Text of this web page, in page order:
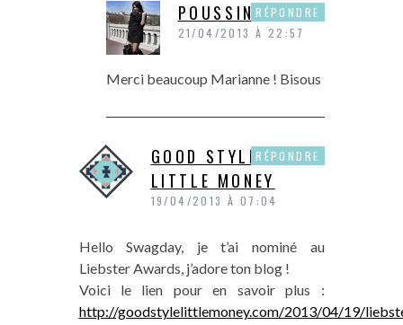
POUSSINE
21/04/2013 À 22:57
Merci beaucoup Marianne ! Bisous
RÉPONDRE
GOOD STYLE
LITTLE MONEY
19/04/2013 À 07:04
Hello Swagday, je t’ai nominé au
Liebster Awards, j’adore ton blog !
Voici le lien pour en savoir plus :
http://goodstylelittlemoney.com/2013/04/19/
RÉPONDRE